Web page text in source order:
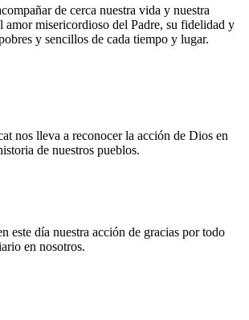
de cerca nuestra vida y nuestra
amor misericordioso del Padre, su fidelidad y
y sencillos de cada tiempo y lugar.
nos lleva a reconocer la acción de Dios en
de nuestros pueblos.
este día nuestra acción de gracias por todo
en nosotros.